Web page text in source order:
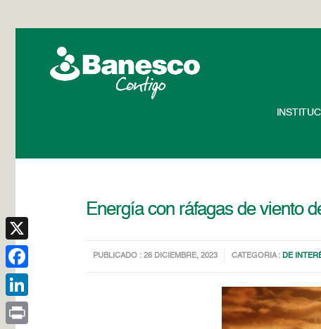
Energía con ráfagas de viento
PUBLICADO : 26 DICIEMBRE, 2023 CATEGORIA : DE
X
Facebook
LinkedIn